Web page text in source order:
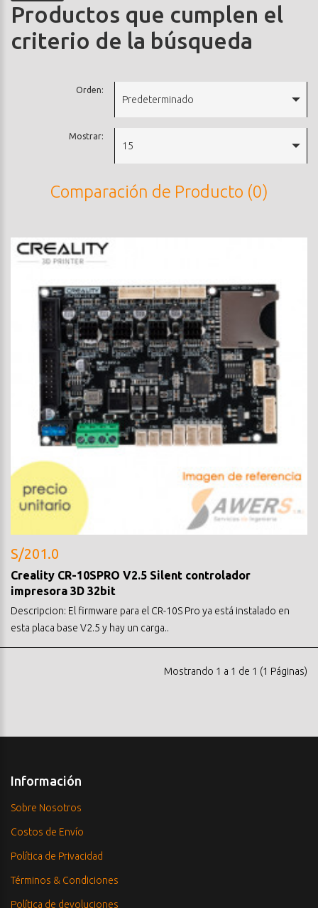
Productos que cumplen el
criterio de la búsqueda
Orden:
Predeterminado
Mostrar:
15
Comparación de Producto (0)
S/201.0
Creality CR-10SPRO V2.5 Silent controlador
impresora 3D 32bit
Descripcion: El firmware para el CR-10S Pro ya está instalado en
esta placa base V2.5 y hay un carga..
Mostrando 1 a 1 de 1 (1 Páginas)
Información
Sobre Nosotros
Costos de Envío
Política de Privacidad
Términos & Condiciones
Política de devoluciones